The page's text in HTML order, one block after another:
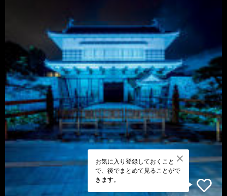
お気に入り登録しておくこと
で、後でまとめて見ることがで
きます。